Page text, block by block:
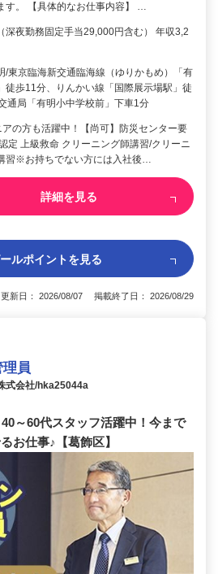
す。 【具体的なお仕事内容】 …
深夜勤務固定手当29,000円含む） 年収3,2
/東京臨海新交通臨海線（ゆりかもめ）「有
徒歩11分、りんかい線「国際展示場駅」徒
通局「有明小中学校前」下車1分
の方も活躍中！【尚可】防災センター要
定 上級救命 クリーニング師講習/クリーニ
習※お持ちでない方には入社後…
詳細を見る
ルポイントを見る
更新日： 2026/08/07 掲載終了日： 2026/08/29
員
式会社/hka25044a
～60代スタッフ活躍中！今まで
お仕事♪【葛飾区】